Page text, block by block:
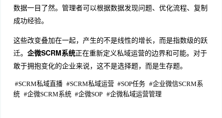
数据一目了然。管理者可以根据数据发现问题、优化流程、复制
成功经验。
这些改变叠加在一起，产生的不是线性的增长，而是指数级的跃
迁。 企微SCRM系统正在重新定义私域运营的边界和可能。对于
敢于拥抱变化的企业来说，这不是选择题，而是生存题。
#SCRM私域直播 #SCRM私域运营 #SOP任务 #企业微信SCRM系
统 #企微SCRM系统 #企微SOP #企微私域运营管理